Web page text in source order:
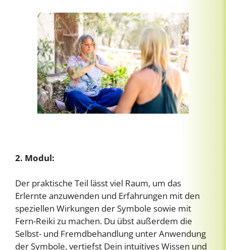
2. Modul:
Der praktische Teil lässt viel Raum, um das
Erlernte anzuwenden und Erfahrungen mit den
speziellen Wirkungen der Symbole sowie mit
Fern-Reiki zu machen. Du übst außerdem die
Selbst- und Fremdbehandlung unter Anwendung
der Symbole, vertiefst Dein intuitives Wissen und